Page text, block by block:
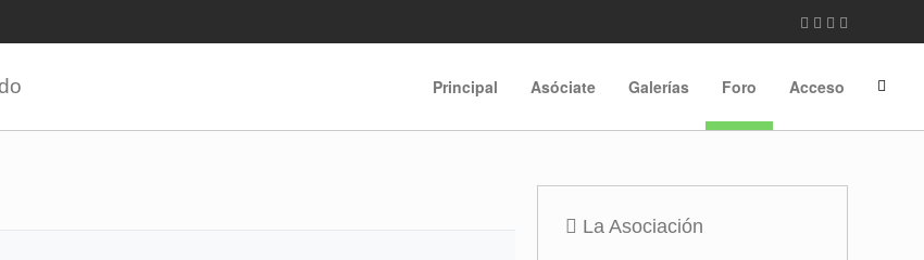
Principal Asóciate Galerías Foro Acceso
La Asociación